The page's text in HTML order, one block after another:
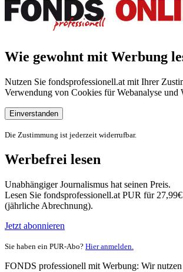
Wie gewohnt mit Werbung
Nutzen Sie fondsprofessionell.at mit Ihrer
Verwendung von Cookies für Webanalyse und
Einverstanden
Die Zustimmung ist jederzeit widerrufbar.
Werbefrei lesen
Unabhängiger Journalismus hat seinen Preis.
Lesen Sie fondsprofessionell.at PUR für
(jährliche Abrechnung).
Jetzt abonnieren
Sie haben ein PUR-Abo? Hier anmelden.
FONDS professionell mit Werbung: Wir